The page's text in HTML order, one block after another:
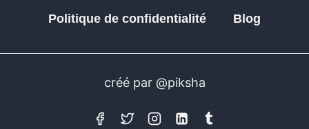
Politique de confidentialité
Blog
créé par @piksha